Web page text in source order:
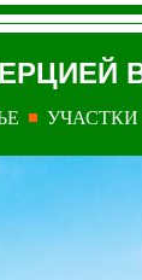
УЧАСТКИ